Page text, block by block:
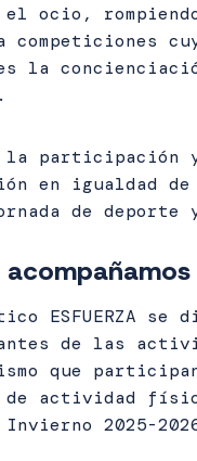
ocio,
competiciones
la
la participación
en igualdad de
de deporte
acompañamos
ESFUERZA
de las
que
de actividad
Invierno 2025-